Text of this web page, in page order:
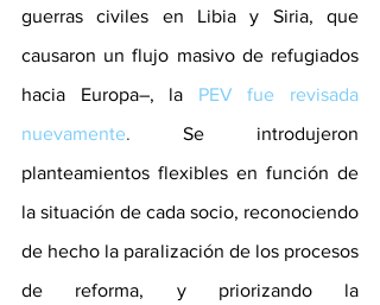
guerras civiles en Libia y Siria, que
causaron un flujo masivo de refugiados
hacia Europa–, la
PEV fue revisada
nuevamente. Se introdujeron
planteamientos flexibles en función de
la situación de cada socio, reconociendo
de hecho la paralización de los procesos
de reforma, y priorizando la